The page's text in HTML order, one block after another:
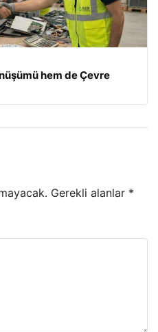
hem de Çevre
Gerekli alanlar *